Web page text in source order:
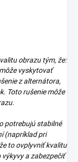
obrazu tým, že:
vyskytovať
z alternátora,
Toto rušenie môže
potrebujú stabilné
(napríklad pri
to ovplyvniť kvalitu
a zabezpečiť